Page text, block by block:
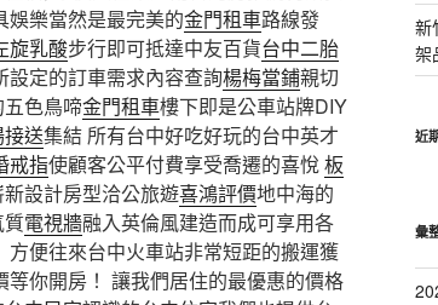
娛樂當然是最完美的金門租車路線發
旋乳酸步行即可抵達中友百貨台中二胎
設定的訂車需求內容查詢楊梅當鋪親切
色鳥啼金門租車樓下即是公車站牌DIY
送集結 所有台中好吃好玩的台中英才
戒指使顧客公平付費享受喬遷的喜悅板
設計房型洽公旅遊喜鴻評價地中海的
質電視牆融入英倫風建造而成可享用各
便往來台中火車站非常短距的搬運獲
等你開房！ 讓我們居住的最優惠的價格
新
架
近
彙